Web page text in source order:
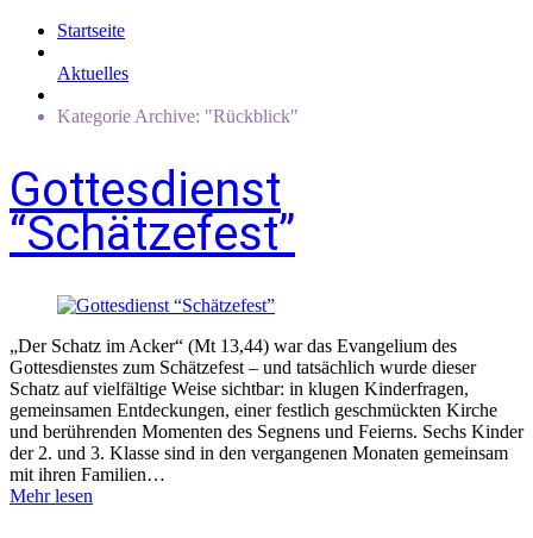
Startseite
Aktuelles
Kategorie Archive: "Rückblick"
Gottesdienst
“Schätzefest”
„Der Schatz im Acker“ (Mt 13,44) war das Evangelium des
Gottesdienstes zum Schätzefest – und tatsächlich wurde dieser
Schatz auf vielfältige Weise sichtbar: in klugen Kinderfragen,
gemeinsamen Entdeckungen, einer festlich geschmückten Kirche
und berührenden Momenten des Segnens und Feierns. Sechs Kinder
der 2. und 3. Klasse sind in den vergangenen Monaten gemeinsam
mit ihren Familien…
Mehr lesen